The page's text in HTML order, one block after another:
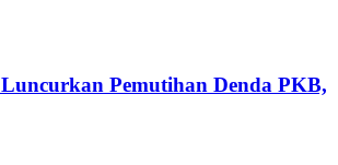
Pemutihan Denda PKB,